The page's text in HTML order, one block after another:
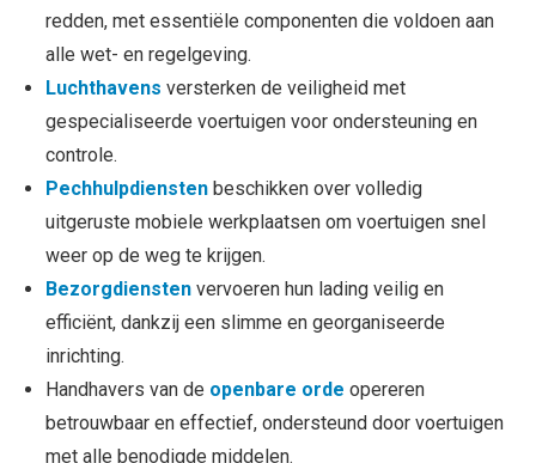
redden, met essentiële componenten die voldoen aan
alle wet- en regelgeving.
Luchthavensversterken de veiligheid met
gespecialiseerde voertuigen voor ondersteuning en
controle.
Pechhulpdiensten beschikken over volledig
uitgeruste mobiele werkplaatsen om voertuigen snel
weer op de weg te krijgen.
Bezorgdienstenvervoeren hun lading veilig en
efficiënt, dankzij een slimme en georganiseerde
inrichting.
Handhavers van de openbare ordeopereren
betrouwbaar en effectief, ondersteund door voertuigen
met alle benodigde middelen.